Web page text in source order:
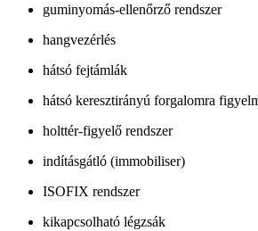
guminyomás-ellenőrző rendszer
hangvezérlés
hátsó fejtámlák
hátsó keresztirányú forgalomra
holttér-figyelő rendszer
indításgátló (immobiliser)
ISOFIX rendszer
kikapcsolható légzsák